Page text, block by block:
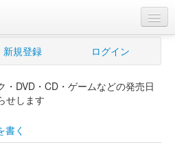
新規登録 ログイン
DVD・CD・ゲームなどの発売日
せします
書く